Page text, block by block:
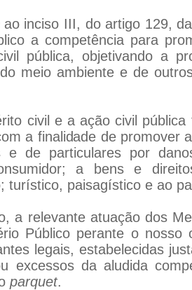
III, do artigo 129, da
a competência para
pública, objetivando a
meio ambiente e de
e a ação civil pública
a finalidade de promover
e de particulares por
a bens e
turístico, paisagístico e ao
atuação dos
Público perante o nosso
legais, estabelecidas
excessos da aludida
parquet.